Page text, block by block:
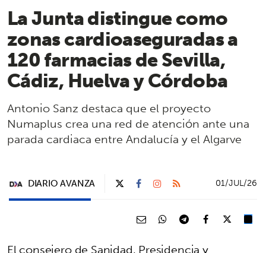
La Junta distingue como
zonas cardioaseguradas a
120 farmacias de Sevilla,
Cádiz, Huelva y Córdoba
Antonio Sanz destaca que el proyecto
Numaplus crea una red de atención ante una
parada cardiaca entre Andalucía y el Algarve
DIARIO AVANZA 01/JUL/26